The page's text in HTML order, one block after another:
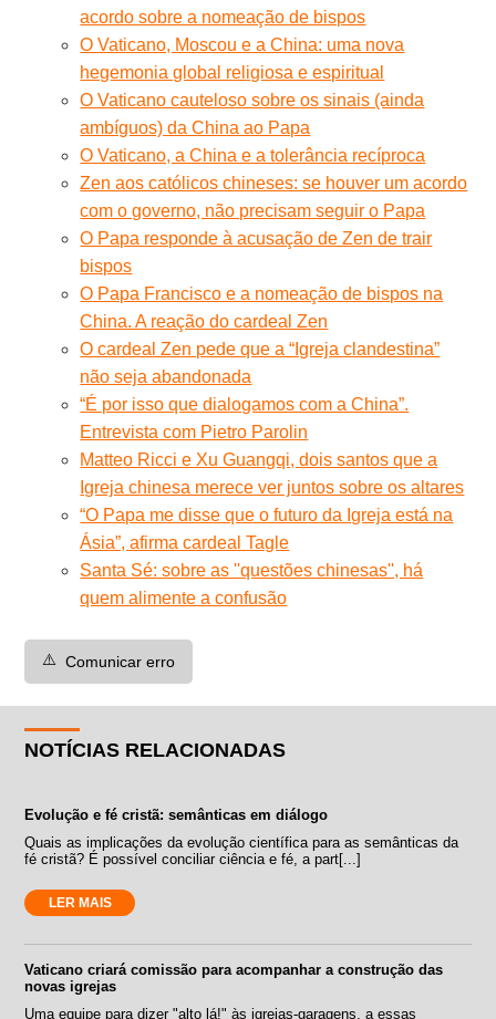
acordo sobre a nomeação de bispos
O Vaticano, Moscou e a China: uma nova
hegemonia global religiosa e espiritual
O Vaticano cauteloso sobre os sinais (ainda
ambíguos) da China ao Papa
O Vaticano, a China e a tolerância recíproca
Zen aos católicos chineses: se houver um acordo
com o governo, não precisam seguir o Papa
O Papa responde à acusação de Zen de trair
bispos
O Papa Francisco e a nomeação de bispos na
China. A reação do cardeal Zen
O cardeal Zen pede que a “Igreja clandestina”
não seja abandonada
“É por isso que dialogamos com a China”.
Entrevista com Pietro Parolin
Matteo Ricci e Xu Guangqi, dois santos que a
Igreja chinesa merece ver juntos sobre os altares
“O Papa me disse que o futuro da Igreja está na
Ásia”, afirma cardeal Tagle
Santa Sé: sobre as ''questões chinesas'', há
quem alimente a confusão
⚠️ Comunicar erro
NOTÍCIAS RELACIONADAS
Evolução e fé cristã: semânticas em diálogo
Quais as implicações da evolução científica para as semânticas da
fé cristã? É possível conciliar ciência e fé, a part[...]
LER MAIS
Vaticano criará comissão para acompanhar a construção das
novas igrejas
Uma equipe para dizer "alto lá!" às igrejas-garagens, a essas